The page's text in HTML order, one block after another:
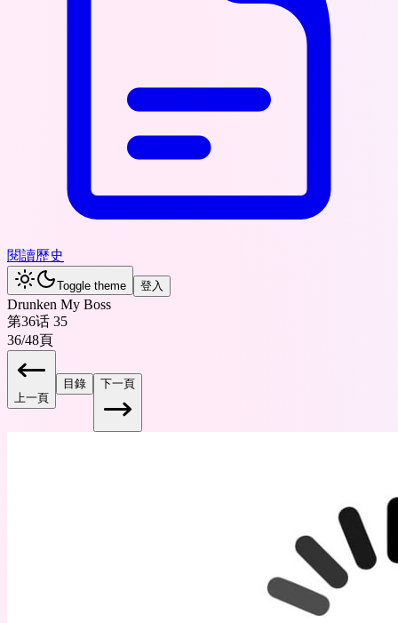
閱讀歷史
Toggle theme 登入
Drunken My Boss
第36话 35
36/48頁
上一頁
目錄 下一頁